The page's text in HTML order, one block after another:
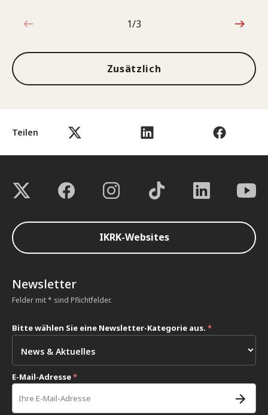
Teilen
1von3
1/3
Zusätzlich
IKRK-Websites
Newsletter
Felder mit * sind Pflichtfelder.
Bitte wählen Sie eine Newsletter-Kategorie aus. *
E-Mail-Adresse*